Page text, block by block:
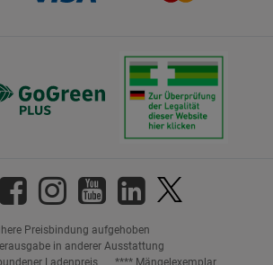
Preisbindung aufgehoben
in anderer Ausstattung
Ladenpreis
**** Mängelexemplar